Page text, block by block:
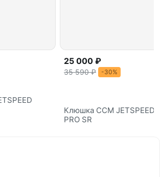
25 000 ₽
35 590 ₽ -30%
Клюшка CCM JETSPEED
PRO SR